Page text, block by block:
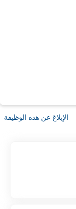
الإبلاغ عن هذه الوظيفة